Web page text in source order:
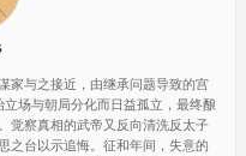
家与之接近，由继承问题导致的宫
场与朝局分化而日益孤立，最终酿
觉察真相的武帝又反向清洗反太子
之台以示追悔。征和年间，失意的